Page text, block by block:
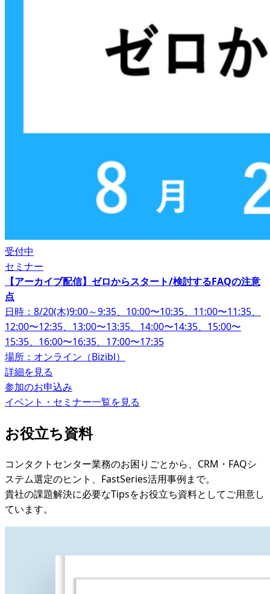
受付中
セミナー
【アーカイブ配信】ゼロからスタート/検討するFAQの注意
点
日時：8/20(木)9:00～9:35、10:00〜10:35、11:00〜11:35、
12:00〜12:35、13:00〜13:35、14:00〜14:35、15:00〜
15:35、16:00〜16:35、17:00〜17:35
場所：オンライン（Bizibl）
詳細を見る
参加のお申込み
イベント・セミナー一覧を見る
お役立ち資料
コンタクトセンター業務のお困りごとから、CRM・FAQシ
ステム選定のヒント、FastSeries活用事例まで。
貴社の課題解決に必要なTipsをお役立ち資料としてご用意し
ています。